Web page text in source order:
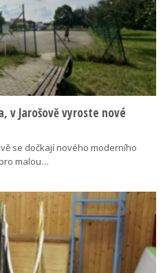
v Jarošově vyroste nové
se dočkají nového moderního
malou…